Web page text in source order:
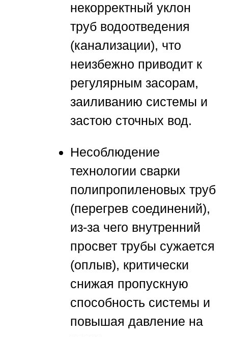
некорректный уклон
труб водоотведения
(канализации), что
неизбежно приводит к
регулярным засорам,
заиливанию системы и
застою сточных вод.
Несоблюдение
технологии сварки
полипропиленовых труб
(перегрев соединений),
из-за чего внутренний
просвет трубы сужается
(оплыв), критически
снижая пропускную
способность системы и
повышая давление на